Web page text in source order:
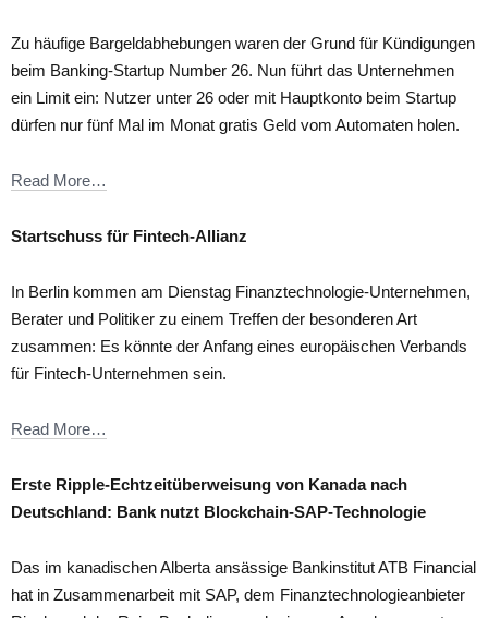
Zu häufige Bargeldabhebungen waren der Grund für Kündigungen
beim Banking-Startup Number 26. Nun führt das Unternehmen
ein Limit ein: Nutzer unter 26 oder mit Hauptkonto beim Startup
dürfen nur fünf Mal im Monat gratis Geld vom Automaten holen.
Read More…
Startschuss für Fintech-Allianz
In Berlin kommen am Dienstag Finanztechnologie-Unternehmen,
Berater und Politiker zu einem Treffen der besonderen Art
zusammen: Es könnte der Anfang eines europäischen Verbands
für Fintech-Unternehmen sein.
Read More…
Erste Ripple-Echtzeit­überweisung von Kanada nach
Deutschland: Bank nutzt Blockchain-SAP-Technologie
Das im kanadischen Alberta ansässige Bankinstitut ATB Financial
hat in Zusammenarbeit mit SAP, dem Finanztechnologieanbieter